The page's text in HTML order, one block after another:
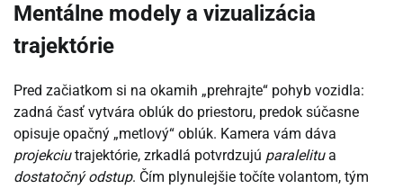
Mentálne modely a vizualizácia
trajektórie
Pred začiatkom si na okamih „prehrajte“ pohyb vozidla:
zadná časť vytvára oblúk do priestoru, predok súčasne
opisuje opačný „metlový“ oblúk. Kamera vám dáva
projekciutrajektórie, zrkadlá potvrdzujú paralelitua
dostatočný odstup. Čím plynulejšie točíte volantom, tým